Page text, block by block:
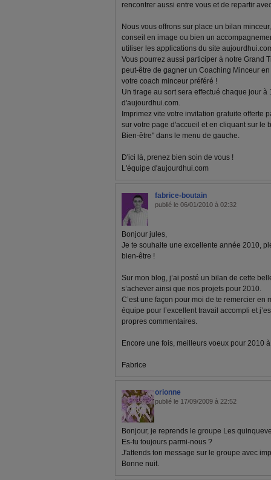
rencontrer aussi entre vous et de repartir
Nous vous offrons sur place un bilan
conseil en image ou bien un
utiliser les applications du site
Vous pourrez aussi participer à notre Grand
peut-être de gagner un Coaching Minceur
votre coach minceur préféré !
Un tirage au sort sera effectué chaque jour à
d'aujourdhui.com.
Imprimez vite votre invitation gratuite offerte
sur votre page d'accueil et en cliquant sur le
Bien-être" dans le menu de gauche.
D'ici là, prenez bien soin de vous !
L'équipe d'aujourdhui.com
fabrice-boutain
publié le 06/01/2010 à 02:32
Bonjour jules,
Je te souhaite une excellente année 2010,
bien-être !
Sur mon blog, j’ai posté un bilan de cette
s’achever ainsi que nos projets pour 2010.
C’est une façon pour moi de te remercier en
équipe pour l’excellent travail accompli et
propres commentaires.
Encore une fois, meilleurs voeux pour 2010
Fabrice
orionne
publié le 17/09/2009 à 22:52
Bonjour, je reprends le groupe Les
Es-tu toujours parmi-nous ?
J'attends ton message sur le groupe avec
Bonne nuit.